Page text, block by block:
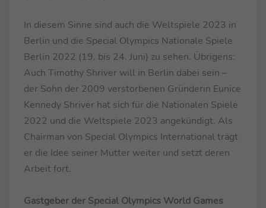
In diesem Sinne sind auch die Weltspiele 2023 in
Berlin und die Special Olympics Nationale Spiele
Berlin 2022 (19. bis 24. Juni) zu sehen. Übrigens:
Auch Timothy Shriver will in Berlin dabei sein –
der Sohn der 2009 verstorbenen Gründerin Eunice
Kennedy Shriver hat sich für die Nationalen Spiele
2022 und die Weltspiele 2023 angekündigt. Als
Chairman von Special Olympics International trägt
er die Idee seiner Mutter weiter und setzt deren
Arbeit fort.
Gastgeber der Special Olympics World Games